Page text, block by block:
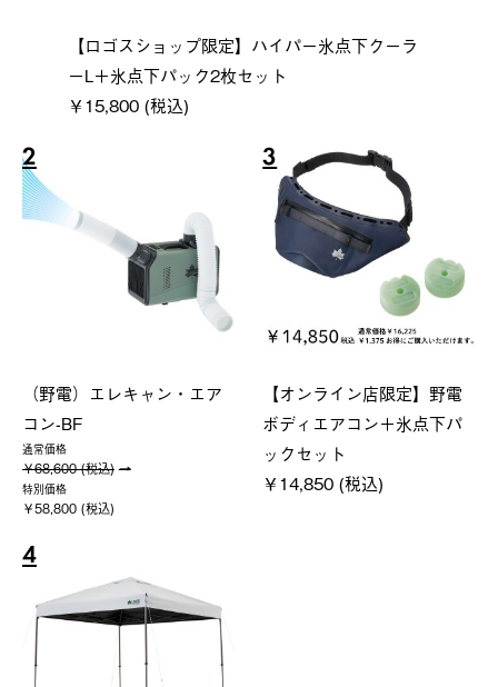
【ロゴスショップ限定】ハイパー氷点下クーラ
ーL＋氷点下パック2枚セット
￥15,800 (税込)
2
（野電）エレキャン・エア
コン-BF
通常価格
￥68,600 (税込)
特別価格
￥58,800 (税込)
3
【オンライン店限定】野電
ボディエアコン＋氷点下パ
ックセット
￥14,850 (税込)
4